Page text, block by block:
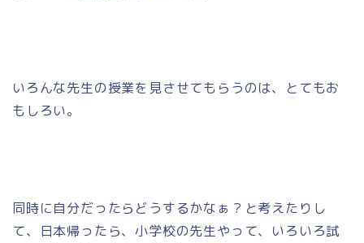
いろんな先生の授業を見させてもらうのは、とてもお
もしろい。
同時に自分だったらどうするかなぁ？と考えたりし
て、日本帰ったら、小学校の先生やって、いろいろ試